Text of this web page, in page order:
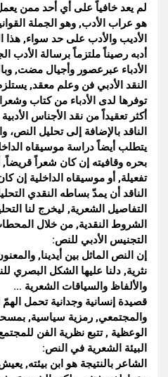
لم يعد خافياً على أي أحد ممن
هو عراب الأدب, وهو الجملة
الأديب والأدب على حد سواء, هذا
أدبه رصيناً ملتزماً برسالة الأدب
الأدباء عبرعصور وأجيال مضت,
النقد الأدبي فن وعلم معقد,
توفرها لدى الأدباء من كتاب
أكثر تعقيداً من نقد الأجناس
الناقد بالإضافة إلى تحليل
يتطلب أيضاً دراسة موسيقاه
بحره وقافيته إن كان شعراً قريضاً,
تفعيلة, أو موسيقاه الداخلية إن
الناقد أن يمدّ بساطه النقدي
التفاصيل الشعرية, ليخرج لنا
الشروط النقدية, من خلال
التجنيس الأدبي للنص:
إن النص الماثل بين أيدينا,
نثرية, دلنا عليها الشكل
والألفاظ والسياقات الشعرية …
قصيدة إنسانية وجدانية تحمل
والمجتمعي, رمزية سياسية,
الوعظية , تتبع نظرية الفن
البيئة الشعرية في النص:
الشاعر بالنتيجة هو ابن بيئته,